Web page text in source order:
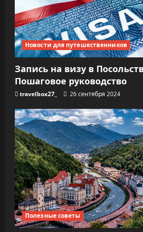
Новости для путешественников
Запись на визу в
Пошаговое руководство
travelbox27_ 26 сентября 2024
Полезные советы